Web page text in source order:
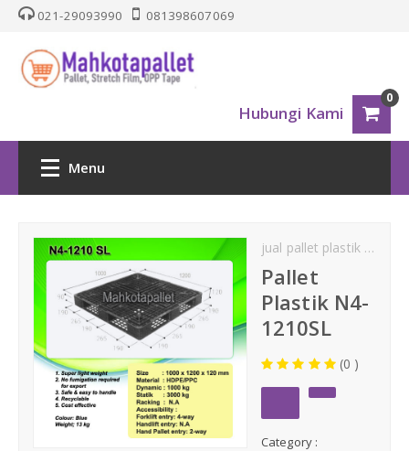
021-29093990 081398607069
Hubungi Kami
0
Menu
PALLET PLASTIK
Nestable
One Way Series
Medium Duty
jual pallet plastik
Pallet
Plastik N4-
1210SL
(0 )
Category :